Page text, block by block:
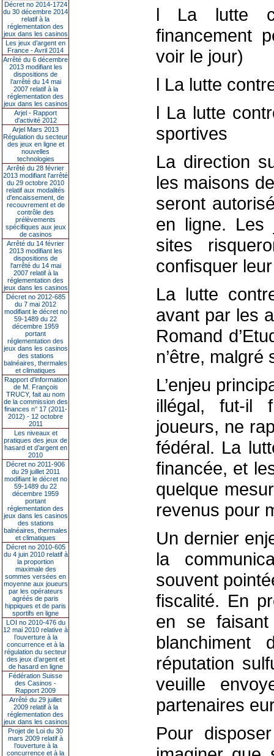
Décret no 2014-1724
du 30 décembre 2014
relatif à la
réglementation des
jeux dans les casinos
Les jeux d’argent en
France - Avril 2014
Arrêté du 6 décembre
2013 modifiant les
dispositions de
l’arrêté du 14 mai
2007 relatif à la
réglementation des
jeux dans les casinos
Arjel - Rapport
d'activité 2012
Arjel Mars 2013
Régulation du secteur
des jeux en ligne et
nouvelles
technologies
Arrêté du 28 février
2013 modifiant l'arrêté
du 29 octobre 2010
relatif aux modalités
d'encaissement, de
recouvrement et de
contrôle des
prélèvements
spécifiques aux jeux
de casinos
Arrêté du 14 février
2013 modifiant les
dispositions de
l'arrêté du 14 mai
2007 relatif à la
réglementation des
jeux dans les casinos
Décret no 2012-685
du 7 mai 2012
modifiant le décret no
59-1489 du 22
décembre 1959
portant
réglementation des
jeux dans les casinos
des stations
balnéaires, thermales
et climatiques
Rapport d'information
de M. François
TRUCY, fait au nom
de la commission des
finances n° 17 (2011-
2012) - 12 octobre
2011
Les niveaux et
pratiques des jeux de
hasard et d’argent en
2010
Décret no 2011-906
du 29 juillet 2011
modifiant le décret no
59-1489 du 22
décembre 1959
portant
réglementation des
jeux dans les casinos
des stations
balnéaires, thermales
et climatiques
Décret no 2010-605
du 4 juin 2010 relatif à
la proportion
maximale des
sommes versées en
moyenne aux joueurs
par les opérateurs
agréés de paris
hippiques et de paris
sportifs en ligne
LOI no 2010-476 du
12 mai 2010 relative à
l’ouverture à la
concurrence et à la
régulation du secteur
des jeux d’argent et
de hasard en ligne
Fédération Suisse
des Casinos -
Rapport 2009
Arrêté du 29 juillet
2009 relatif à la
réglementation des
jeux dans les casinos
Projet de Loi du 30
mars 2009 relatif à
l’ouverture à la
concurrence et à la
l La lutte
financement
voir le jour)
l La lutte
l La lutte
sportives
La direction
les maisons
seront
en ligne. Les
sites
confisquer
La lutte
avant par les
Romand
n’être, malgré
L’enjeu
illégal, fut-il
joueurs, ne
fédéral. La
financée, et
quelque
revenus pour
Un dernier
la
souvent
fiscalité. En
en se
réputation
veuille
partenaires
Pour